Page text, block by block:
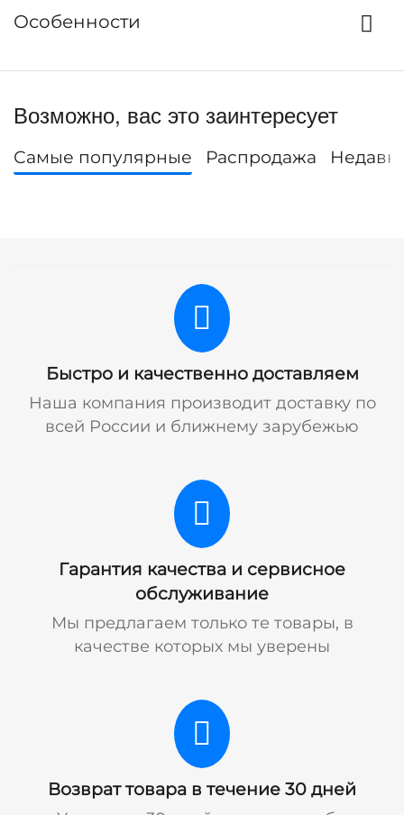
Особенности
Возможно, вас это заинтересует
Самые популярные Распродажа
Быстро и качественно доставляем
Наша компания производит доставку по
всей России и ближнему зарубежью
Гарантия качества и сервисное
обслуживание
Мы предлагаем только те товары, в
качестве которых мы уверены
Возврат товара в течение 30 дней